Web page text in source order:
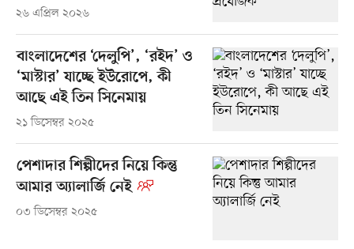
২৬ এপ্রিল ২০২৬
বাংলাদেশের ‘দেলুপি’, ‘রইদ’ ও
‘মাস্টার’ যাচ্ছে ইউরোপে, কী
আছে এই তিন সিনেমায়
২১ ডিসেম্বর ২০২৫
পেশাদার শিল্পীদের নিয়ে কিন্তু
আমার অ্যালার্জি নেই
০৩ ডিসেম্বর ২০২৫